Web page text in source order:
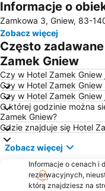
Stare Miasto
Tarpno
Czwartaki
Śródmieście
Międzytorze
Carina
Informacje o
Zamkowa 3, Gniew, 83-
Zobacz więcej
Często
Zamek Gniew
Czy w Hotel Zamek Gniew
Czy w Hotel Zamek
Czy w Hotel Zamek
O której godzinie można
Zamek Gniew?
Gdzie znajduje się Hotel
Zobacz więcej
Informacje o cenach i
rezerwacyjnych,
którą znajdziesz na